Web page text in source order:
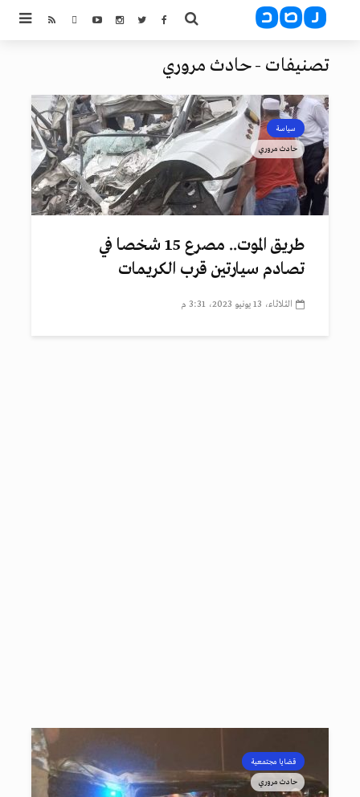
تصنيفات - حادث مروري
سياسة
حادث مروري
طريق الموت.. مصرع 15 شخصا في
تصادم سيارتين قرب الكريمات
الثلاثاء، 13 يونيو 2023، 3:31 م
قضايا مجتمعية
حادث مروري